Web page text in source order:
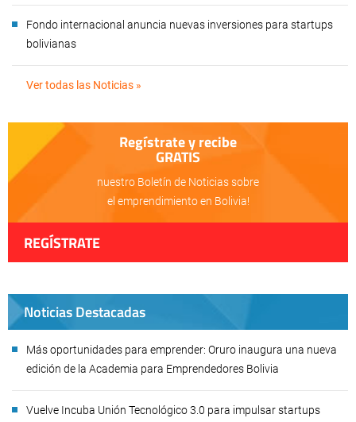
Fondo internacional anuncia nuevas inversiones para startups
bolivianas
Ver todas las Noticias »
Regístrate y recibe
GRATIS
nuestro Boletín de Noticias sobre
el emprendimiento en Bolivia!
REGÍSTRATE
Noticias Destacadas
Más oportunidades para emprender: Oruro inaugura una nueva
edición de la Academia para Emprendedores Bolivia
Vuelve Incuba Unión Tecnológico 3.0 para impulsar startups